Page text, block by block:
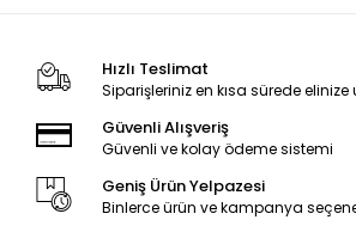
Hızlı Teslimat
Siparişleriniz en kısa sürede elinize
Güvenli Alışveriş
Güvenli ve kolay ödeme sistemi
Geniş Ürün Yelpazesi
Binlerce ürün ve kampanya